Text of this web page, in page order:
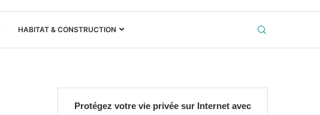
HABITAT & CONSTRUCTION
Protégez votre vie privée sur Internet avec